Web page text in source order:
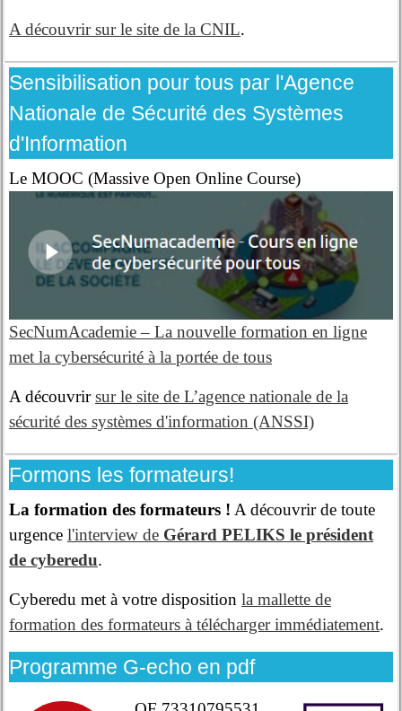
A découvrir sur le site de la CNIL.
Sensibilisation pour tous par l'Agence
Nationale de Sécurité des Systèmes
d'Information
Le MOOC (Massive Open Online Course)
SecNumAcademie – La nouvelle formation en ligne
met la cybersécurité à la portée de tous
A découvrirsur le site de L’agence nationale de la
sécurité des systèmes d'information (ANSSI)
Formons les formateurs!
La formation des formateurs ! A découvrir de toute
urgence l'interview de Gérard PELIKS le président
de cyberedu.
Cyberedu met à votre disposition la mallette de
formation des formateurs à télécharger immédiatement.
Programme G-echo en pdf